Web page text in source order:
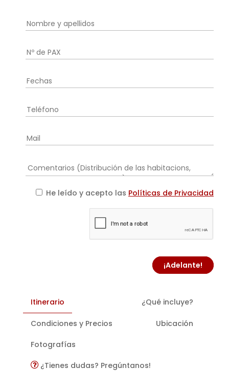
He leído y acepto las Políticas de Privacidad
¡Adelante!
Itinerario ¿Qué incluye?
Condiciones y Precios Ubicación
Fotografías
¿Tienes dudas? Pregúntanos!